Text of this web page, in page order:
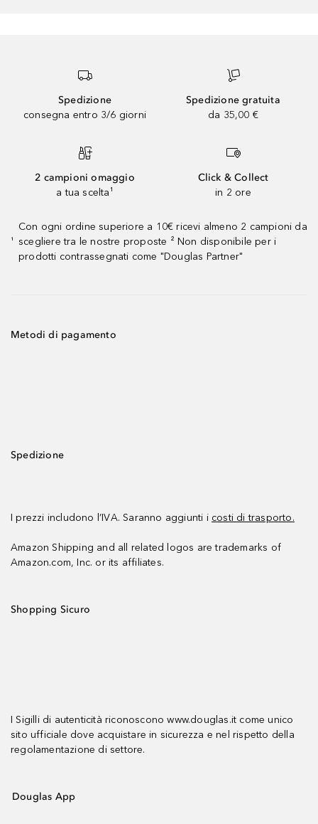
Spedizione
consegna entro 3/6 giorni
Spedizione gratuita
da 35,00 €
2 campioni omaggio
a tua scelta¹
Click & Collect
in 2 ore
¹
Con ogni ordine superiore a 10€ ricevi almeno 2 campioni da
scegliere tra le nostre proposte ² Non disponibile per i
prodotti contrassegnati come "Douglas Partner"
Metodi di pagamento
Spedizione
I prezzi includono l’IVA. Saranno aggiunti i costi di trasporto.
Amazon Shipping and all related logos are trademarks of
Amazon.com, Inc. or its affiliates.
Shopping Sicuro
I Sigilli di autenticità riconoscono www.douglas.it come unico
sito ufficiale dove acquistare in sicurezza e nel rispetto della
regolamentazione di settore.
Douglas App